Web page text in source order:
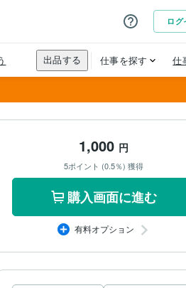
1,000 円
5ポイント (0.5％) 獲得
購入画面に進む
有料オプション